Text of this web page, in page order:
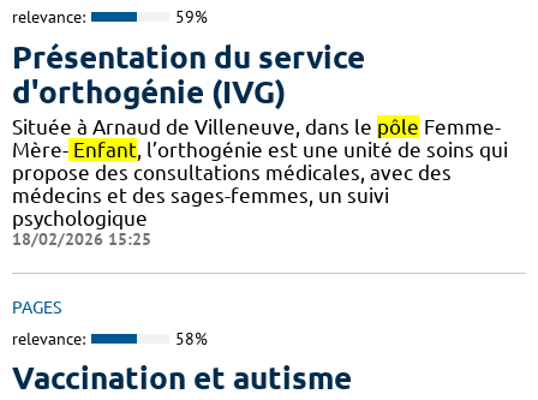
relevance: 59%
Présentation du service
d'orthogénie (IVG)
Située à Arnaud de Villeneuve, dans le pôle Femme-
Mère- Enfant , l’orthogénie est une unité de soins qui
propose des consultations médicales, avec des
médecins et des sages-femmes, un suivi
psychologique
18/02/2026 15:25
PAGES
relevance: 58%
Vaccination et autisme